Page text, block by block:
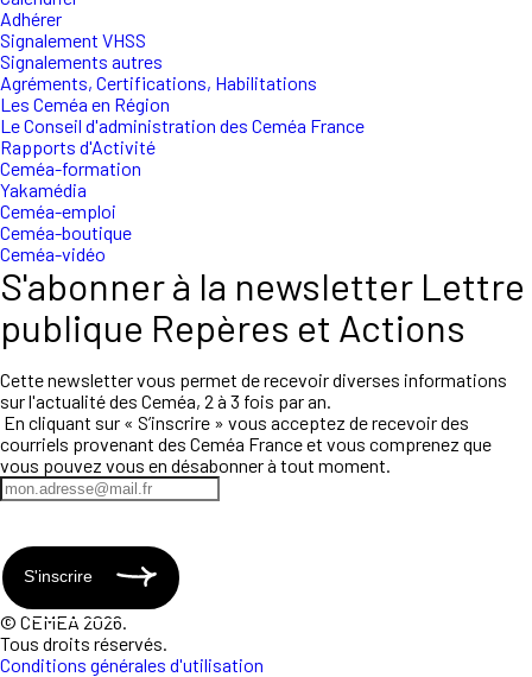
Adhérer
Signalement VHSS
Signalements autres
Agréments, Certifications, Habilitations
Les Ceméa en Région
Le Conseil d'administration des Ceméa France
Rapports d'Activité
Ceméa-formation
Yakamédia
Ceméa-emploi
Ceméa-boutique
Ceméa-vidéo
S'abonner à la newsletter Lettre
publique Repères et Actions
Cette newsletter vous permet de recevoir diverses informations
sur l'actualité des Ceméa, 2 à 3 fois par an.
En cliquant sur « S’inscrire » vous acceptez de recevoir des
courriels provenant des Ceméa France et vous comprenez que
vous pouvez vous en désabonner à tout moment.
S'inscrire
© CEMEA 2026.
Tous droits réservés.
Conditions générales d'utilisation